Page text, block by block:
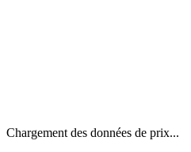
Chargement des données de prix...